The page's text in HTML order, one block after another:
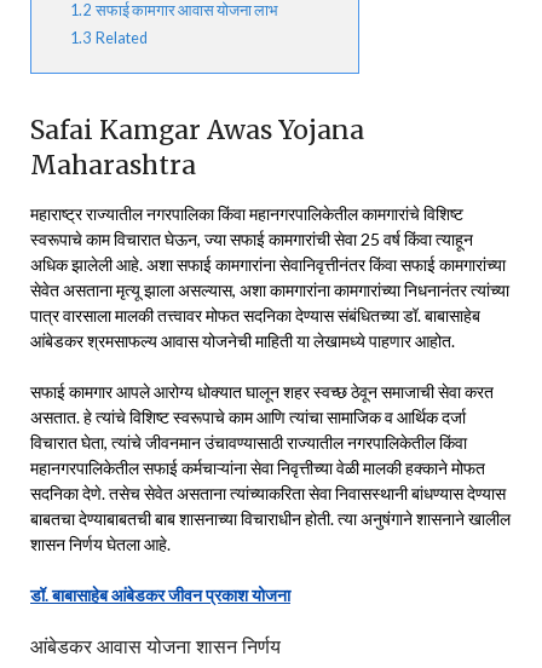
1.2 सफाई कामगार आवास योजना लाभ
1.3 Related
Safai Kamgar Awas Yojana
Maharashtra
महाराष्ट्र राज्यातील नगरपालिका किंवा महानगरपालिकेतील कामगारांचे विशिष्ट
स्वरूपाचे काम विचारात घेऊन, ज्या सफाई कामगारांची सेवा 25 वर्ष किंवा त्याहून
अधिक झालेली आहे. अशा सफाई कामगारांना सेवानिवृत्तीनंतर किंवा सफाई कामगारांच्या
सेवेत असताना मृत्यू झाला असल्यास, अशा कामगारांना कामगारांच्या निधनानंतर त्यांच्या
पात्र वारसाला मालकी तत्त्वावर मोफत सदनिका देण्यास संबंधितच्या डॉ. बाबासाहेब
आंबेडकर श्रमसाफल्य आवास योजनेची माहिती या लेखामध्ये पाहणार आहोत.
सफाई कामगार आपले आरोग्य धोक्यात घालून शहर स्वच्छ ठेवून समाजाची सेवा करत
असतात. हे त्यांचे विशिष्ट स्वरूपाचे काम आणि त्यांचा सामाजिक व आर्थिक दर्जा
विचारात घेता, त्यांचे जीवनमान उंचावण्यासाठी राज्यातील नगरपालिकेतील किंवा
महानगरपालिकेतील सफाई कर्मचाऱ्यांना सेवा निवृत्तीच्या वेळी मालकी हक्काने मोफत
सदनिका देणे. तसेच सेवेत असताना त्यांच्याकरिता सेवा निवासस्थानी बांधण्यास देण्यास
बाबतचा देण्याबाबतची बाब शासनाच्या विचाराधीन होती. त्या अनुषंगाने शासनाने खालील
शासन निर्णय घेतला आहे.
डॉ. बाबासाहेब आंबेडकर जीवन प्रकाश योजना
आंबेडकर आवास योजना शासन निर्णय